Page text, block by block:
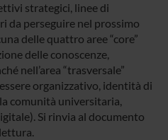
strategici, linee di
da perseguire nel prossimo
delle quattro aree “core”
delle conoscenze,
nell’area “trasversale”
organizzativo, identità di
comunità universitaria,
Si rinvia al documento